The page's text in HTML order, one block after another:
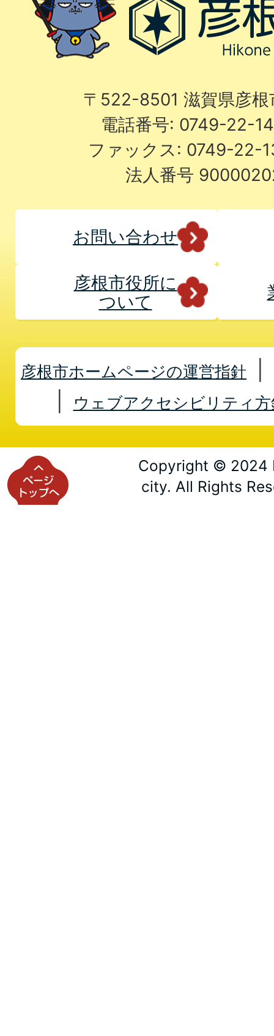
〒522-8501 滋賀県彦
電話番号: 0749-22-
ファックス: 0749-22-
法人番号
お問い合わせ
彦根市役所に
ついて
彦根市ホームページの運営指針
ウェブアクセシビリティ方
Copyright © 2024
city. All Rights